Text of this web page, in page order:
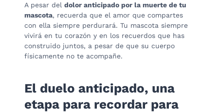
A pesar del dolor anticipado por la muerte de tu
mascota, recuerda que el amor que compartes
con ella siempre perdurará. Tu mascota siempre
vivirá en tu corazón y en los recuerdos que has
construido juntos, a pesar de que su cuerpo
físicamente no te acompañe.
El duelo anticipado, una
etapa para recordar para